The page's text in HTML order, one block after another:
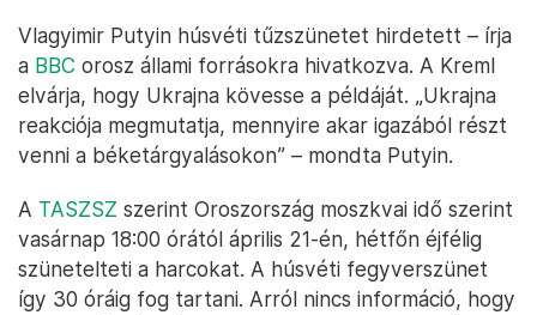
Vlagyimir Putyin húsvéti tűzszünetet hirdetett – írja
a BBC orosz állami forrásokra hivatkozva. A Kreml
elvárja, hogy Ukrajna kövesse a példáját. „Ukrajna
reakciója megmutatja, mennyire akar igazából részt
venni a béketárgyalásokon” – mondta Putyin.
A TASZSZ szerint Oroszország moszkvai idő szerint
vasárnap 18:00 órától április 21-én, hétfőn éjfélig
szünetelteti a harcokat. A húsvéti fegyverszünet
így 30 óráig fog tartani. Arról nincs információ, hogy